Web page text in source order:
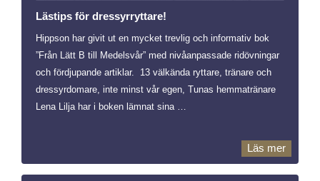
Lästips för dressyrryttare!
Hippson har givit ut en mycket trevlig och informativ bok
”Från Lätt B till Medelsvår” med nivåanpassade ridövningar
och fördjupande artiklar. 13 välkända ryttare, tränare och
dressyrdomare, inte minst vår egen, Tunas hemmatränare
Lena Lilja har i boken lämnat sina …
Läs mer